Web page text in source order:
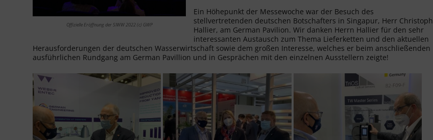
Offizielle Eröffnung der SIWW 2022 (c) GWP
Ein Höhepunkt der Messewoche war der Besuch des
stellvertretenden deutschen Botschafters in Singapur, Herr Christoph
Hallier, am German Pavilion. Wir danken Herrn Hallier für den sehr
interessanten Austausch zum Thema Lieferketten und den aktuellen
Herausforderungen der deutschen Wasserwirtschaft sowie dem großen Interesse, welches er beim anschließenden
ausführlichen Rundgang am German Pavillion und in Gesprächen mit den einzelnen Ausstellern zeigte!